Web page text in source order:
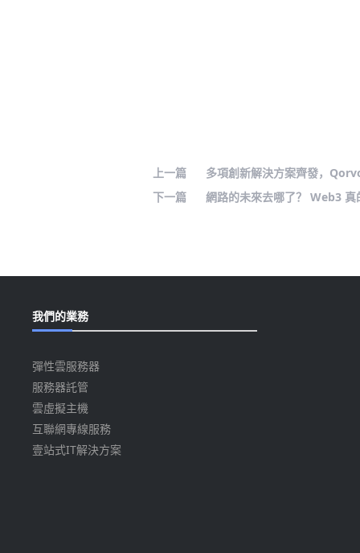
上一篇
多項創新解決方案齊發，
下一篇
網路的未來去哪了？ Web3 真
我們的業務
彈性雲服務器
服務器託管
雲虛擬主機
互聯網專線服務
壹站式IT解決方案